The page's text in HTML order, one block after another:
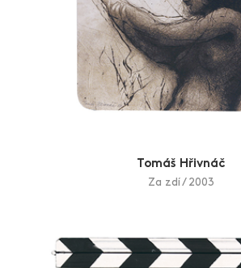
se nedají vnímat eroticky ani mateřsky,
přirozeně a zároveň nadpozemsky. V
poslední konkrétnosti se jeho grafiky
abstrakce a zůstávají pouze zbloudilé
jednoznačného významu, jež dolaďují
Grafik a především bravurní kreslíř
proměňuje v citlivou poetiku.
hluboké umělecké, ale i lidské zážitky
pocit optimismu, jistoty, nenajdete v
pnutí. Východisko ze zmatků vidí spíše
Tomáš Hřivnáč
Za zdí / 2003